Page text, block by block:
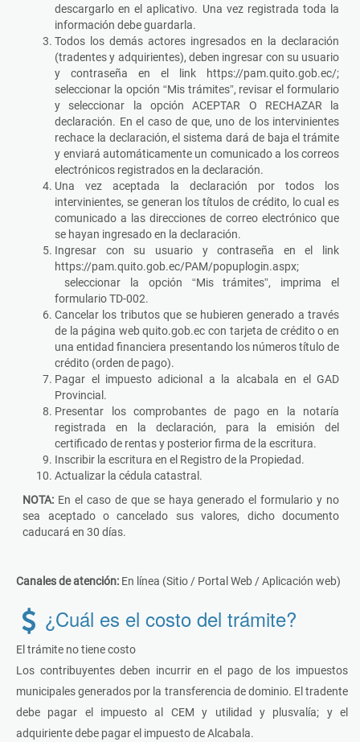
descargarlo en el aplicativo. Una vez registrada toda la
información debe guardarla.
Todos los demás actores ingresados en la declaración
(tradentes y adquirientes), deben ingresar con su usuario
y contraseña en el link https://pam.quito.gob.ec/;
seleccionar la opción “Mis trámites”, revisar el formulario
y seleccionar la opción ACEPTAR O RECHAZAR la
declaración. En el caso de que, uno de los intervinientes
rechace la declaración, el sistema dará de baja el trámite
y enviará automáticamente un comunicado a los correos
electrónicos registrados en la declaración.
Una vez aceptada la declaración por todos los
intervinientes, se generan los títulos de crédito, lo cual es
comunicado a las direcciones de correo electrónico que
se hayan ingresado en la declaración.
Ingresar con su usuario y contraseña en el link
https://pam.quito.gob.ec/PAM/popuplogin.aspx;
seleccionar la opción “Mis trámites”, imprima el
formulario TD-002.
Cancelar los tributos que se hubieren generado a través
de la página web quito.gob.ec con tarjeta de crédito o en
una entidad financiera presentando los números título de
crédito (orden de pago).
Pagar el impuesto adicional a la alcabala en el GAD
Provincial.
Presentar los comprobantes de pago en la notaría
registrada en la declaración, para la emisión del
certificado de rentas y posterior firma de la escritura.
Inscribir la escritura en el Registro de la Propiedad.
Actualizar la cédula catastral.
NOTA: En el caso de que se haya generado el formulario y no
sea aceptado o cancelado sus valores, dicho documento
caducará en 30 días.
Canales de atención: En línea (Sitio / Portal Web / Aplicación web)
¿Cuál es el costo del trámite?
El trámite no tiene costo
Los contribuyentes deben incurrir en el pago de los impuestos
municipales generados por la transferencia de dominio. El tradente
debe pagar el impuesto al CEM y utilidad y plusvalía; y el
adquiriente debe pagar el impuesto de Alcabala.